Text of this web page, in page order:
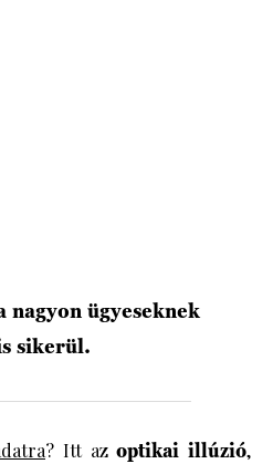
ügyeseknek
sikerül.
? Itt azoptikai illúzió,